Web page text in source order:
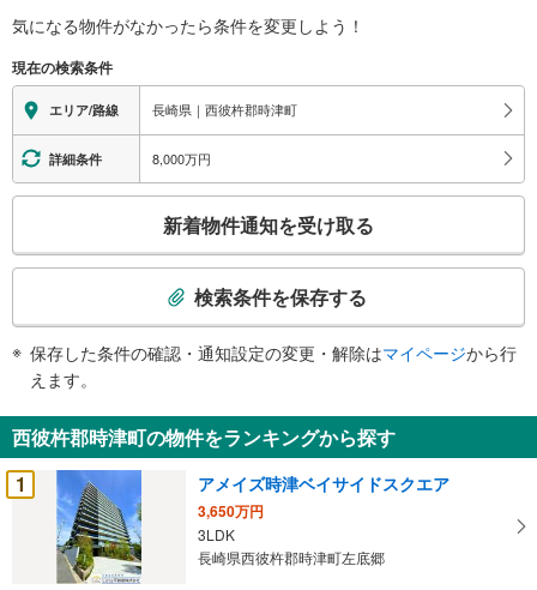
津
に
関
す
る
情
気になる物件がなかったら条件を変更しよう！
現在の検索条件
エリア/路線 長崎県｜西彼杵郡時津町
詳細条件 8,000万円
検
知
を
受
け
新着物件通知を受け取る
検索条件を保存する
保存した条件の確認・通知設定の変更・解除はマイページから行
えます。
西彼杵郡時津町の物件をランキングから探す
1
アメイズ時津ベイサイドスクエア
3,650万円
3LDK
長崎県西彼杵郡時津町左底郷